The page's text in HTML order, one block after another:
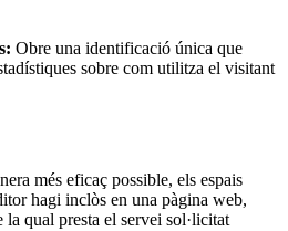
Obre una identificació única que
sobre com utilitza el visitant
més eficaç possible, els espais
hagi inclòs en una pàgina web,
qual presta el servei sol·licitat